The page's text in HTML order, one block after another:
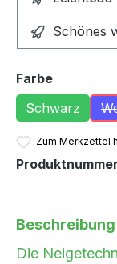
Schönes
Farbeauswählen
Schwarz
Zum Merkzettel
Die